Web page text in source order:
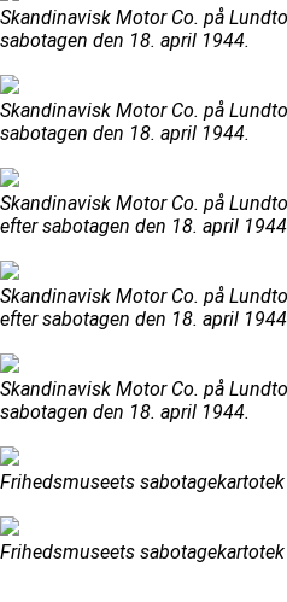
Skandinavisk Motor Co. på
sabotagen den 18. april 1944.
Skandinavisk Motor Co. på
sabotagen den 18. april 1944.
Skandinavisk Motor Co. på
efter sabotagen den 18. april
Skandinavisk Motor Co. på
efter sabotagen den 18. april
Skandinavisk Motor Co. på
sabotagen den 18. april 1944.
Frihedsmuseets
Frihedsmuseets